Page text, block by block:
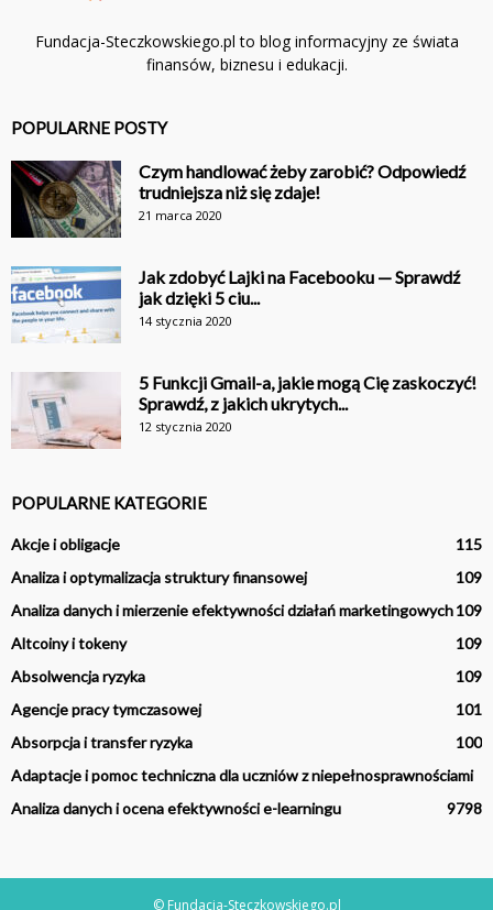
Fundacja-Steczkowskiego.pl to blog informacyjny ze świata
finansów, biznesu i edukacji.
POPULARNE POSTY
Czym handlować żeby zarobić? Odpowiedź
trudniejsza niż się zdaje!
21 marca 2020
Jak zdobyć Lajki na Facebooku — Sprawdź
jak dzięki 5 ciu...
14 stycznia 2020
5 Funkcji Gmail-a, jakie mogą Cię zaskoczyć!
Sprawdź, z jakich ukrytych...
12 stycznia 2020
POPULARNE KATEGORIE
Akcje i obligacje
115
Analiza i optymalizacja struktury finansowej
109
Analiza danych i mierzenie efektywności działań marketingowych109
Altcoiny i tokeny
109
Absolwencja ryzyka
109
Agencje pracy tymczasowej
101
Absorpcja i transfer ryzyka
100
Adaptacje i pomoc techniczna dla uczniów z niepełnosprawnościami
98
Analiza danych i ocena efektywności e-learningu 97
© Fundacja-Steczkowskiego.pl